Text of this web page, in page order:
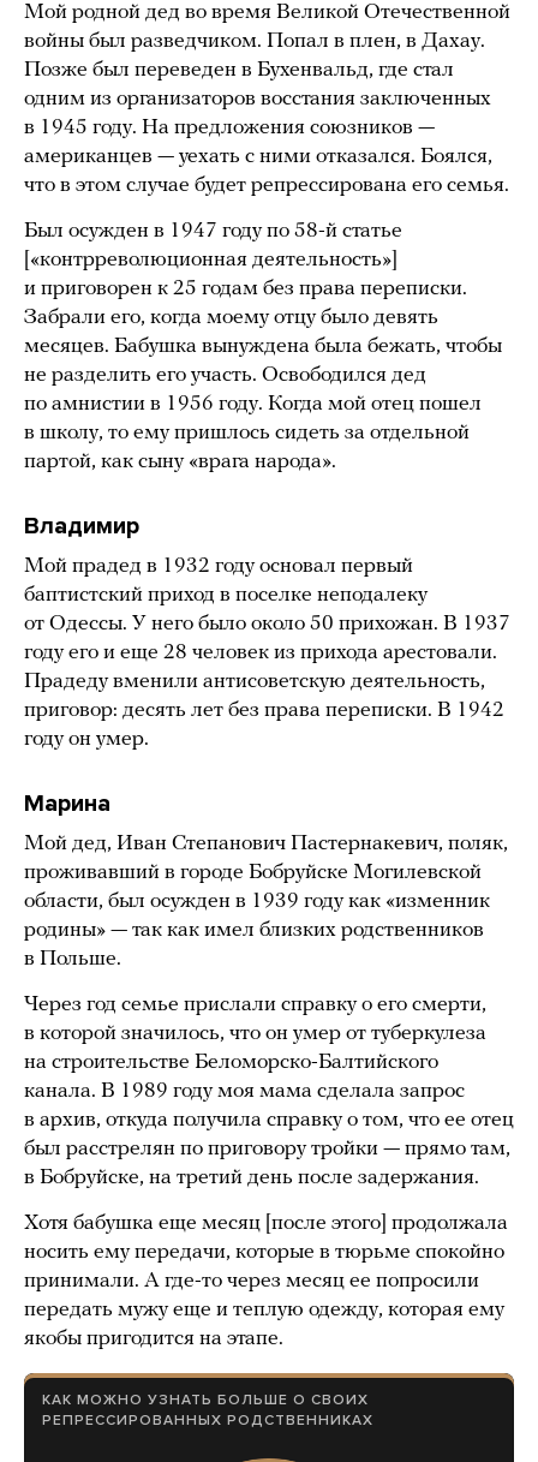
Мой родной дед во время Великой Отечественной
войны был разведчиком. Попал в плен, в Дахау.
Позже был переведен в Бухенвальд, где стал
одним из организаторов восстания заключенных
в 1945 году. На предложения союзников —
американцев — уехать с ними отказался. Боялся,
что в этом случае будет репрессирована его семья.
Был осужден в 1947 году по 58-й статье
[«контрреволюционная деятельность»]
и приговорен к 25 годам без права переписки.
Забрали его, когда моему отцу было девять
месяцев. Бабушка вынуждена была бежать, чтобы
не разделить его участь. Освободился дед
по амнистии в 1956 году. Когда мой отец пошел
в школу, то ему пришлось сидеть за отдельной
партой, как сыну «врага народа».
Владимир
Мой прадед в 1932 году основал первый
баптистский приход в поселке неподалеку
от Одессы. У него было около 50 прихожан. В 1937
году его и еще 28 человек из прихода арестовали.
Прадеду вменили антисоветскую деятельность,
приговор: десять лет без права переписки. В 1942
году он умер.
Марина
Мой дед, Иван Степанович Пастернакевич, поляк,
проживавший в городе Бобруйске Могилевской
области, был осужден в 1939 году как «изменник
родины» — так как имел близких родственников
в Польше.
Через год семье прислали справку о его смерти,
в которой значилось, что он умер от туберкулеза
на строительстве Беломорско-Балтийского
канала. В 1989 году моя мама сделала запрос
в архив, откуда получила справку о том, что ее отец
был расстрелян по приговору тройки — прямо там,
в Бобруйске, на третий день после задержания.
Хотя бабушка еще месяц [после этого] продолжала
носить ему передачи, которые в тюрьме спокойно
принимали. А где-то через месяц ее попросили
передать мужу еще и теплую одежду, которая ему
якобы пригодится на этапе.
КАК МОЖНО УЗНАТЬ БОЛЬШЕ О СВОИХ
РЕПРЕССИРОВАННЫХ РОДСТВЕННИКАХ